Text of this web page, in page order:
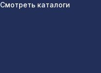
Смотреть каталоги